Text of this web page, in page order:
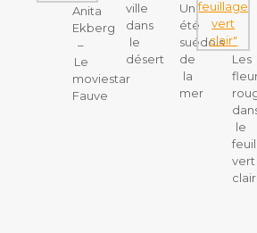
Anita
Ekberg
–
Le
moviestar
Fauve
ville
dans
le
désert
Un
été
suédois
de
la
mer
Les
le
vert
clair